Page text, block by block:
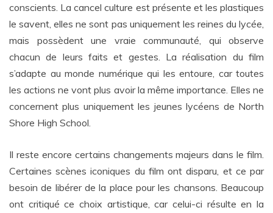
conscients. La cancel culture est présente et les plastiques
le savent, elles ne sont pas uniquement les reines du lycée,
mais possèdent une vraie communauté, qui observe
chacun de leurs faits et gestes. La réalisation du film
s’adapte au monde numérique qui les entoure, car toutes
les actions ne vont plus avoir la même importance. Elles ne
concernent plus uniquement les jeunes lycéens de North
Shore High School.
Il reste encore certains changements majeurs dans le film.
Certaines scènes iconiques du film ont disparu, et ce par
besoin de libérer de la place pour les chansons. Beaucoup
ont critiqué ce choix artistique, car celui-ci résulte en la